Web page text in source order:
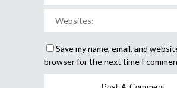
Save my name, email, and
browser for the next time I